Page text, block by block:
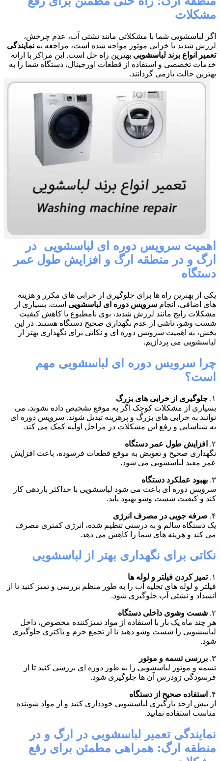
مشکلات
اگر لباسشویی شما با مشکلاتی مانند نشتی آب، عدم چرخش،
لرزش شدید یا خرابی موتور مواجه شده است، مراجعه به نمایندگی
تعمیر انواع برند لباسشویی بهترین راه حل است. این مراکز با ارائه
خدمات تخصصی و استفاده از قطعات اورجینال، دستگاه شما را به
بهترین حالت بازمی گردانند.
اهمیت سرویس دوره ای لباسشویی در
ارگ و در منطقه ارگ و افزایش طول عمر
دستگاه
یکی از بهترین راه ها برای جلوگیری از خرابی های مکرر و هزینه
های اضافی، انجام سرویس دوره ای لباسشویی است. بسیاری از
مشکلات رایج مانند لرزش شدید، بوی نامطبوع یا کاهش کیفیت
شست وشو، ناشی از عدم نگهداری صحیح دستگاه هستند. در این
بخش، به اهمیت سرویس دوره ای و نکاتی برای نگهداری بهتر از
لباسشویی می پردازیم.
چرا سرویس دوره ای لباسشویی مهم
است؟
۱. جلوگیری از خرابی های بزرگ
بسیاری از مشکلات کوچک اگر به موقع تشخیص داده نشوند، می
توانند به خرابی های بزرگ و پرهزینه تبدیل شوند. سرویس دوره ای
به شناسایی و رفع این مشکلات در مراحل اولیه کمک می کند.
۲.
افزایش طول عمر دستگاه
نگهداری صحیح و تعویض به موقع قطعات فرسوده، باعث افزایش
عمر مفید لباسشویی می شود.
۳. بهبود عملکرد دستگاه
سرویس دوره ای باعث می شود لباسشویی با حداکثر بازدهی کار
کند و کیفیت شست وشو بهبود یابد.
۴. صرفه جویی در مصرف انرژی
یک دستگاه سالم و به درستی تنظیم شده، انرژی کمتری مصرف
می کند و هزینه های شما را کاهش می دهد.
نکاتی برای نگهداری بهتر از لباسشویی
۱. تمیز کردن فیلتر و لوله ها
فیلتر و لوله های تخلیه آب را به طور منظم بررسی و تمیز کنید تا از
انسداد و نشتی آب جلوگیری شود.
۲. شست وشوی داخلی دستگاه
هر چند ماه یک بار با استفاده از مواد تمیزکننده مخصوص، داخل
لباسشویی را شست وشو دهید تا از تجمع جرم و باکتری جلوگیری
شود.
۳. بررسی تسمه و موتور
تسمه و موتور لباسشویی را به طور دوره ای بررسی کنید تا از
فرسودگی زودرس آن ها جلوگیری شود.
۴.
استفاده صحیح از دستگاه
از بیش ازحد بارگیری لباسشویی خودداری کنید و از مواد شوینده
مناسب استفاده نمایید.
نمایندگی تعمیر لباسشویی در ارگ و در
منطقه ارگ: همراهی مطمئن برای رفع